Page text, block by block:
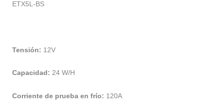
ETX5L-BS
Tensión: 12V
Capacidad: 24 W/H
Corriente de prueba en frío: 120A